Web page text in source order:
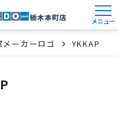
メニュー
ーカーロゴ YKKAP